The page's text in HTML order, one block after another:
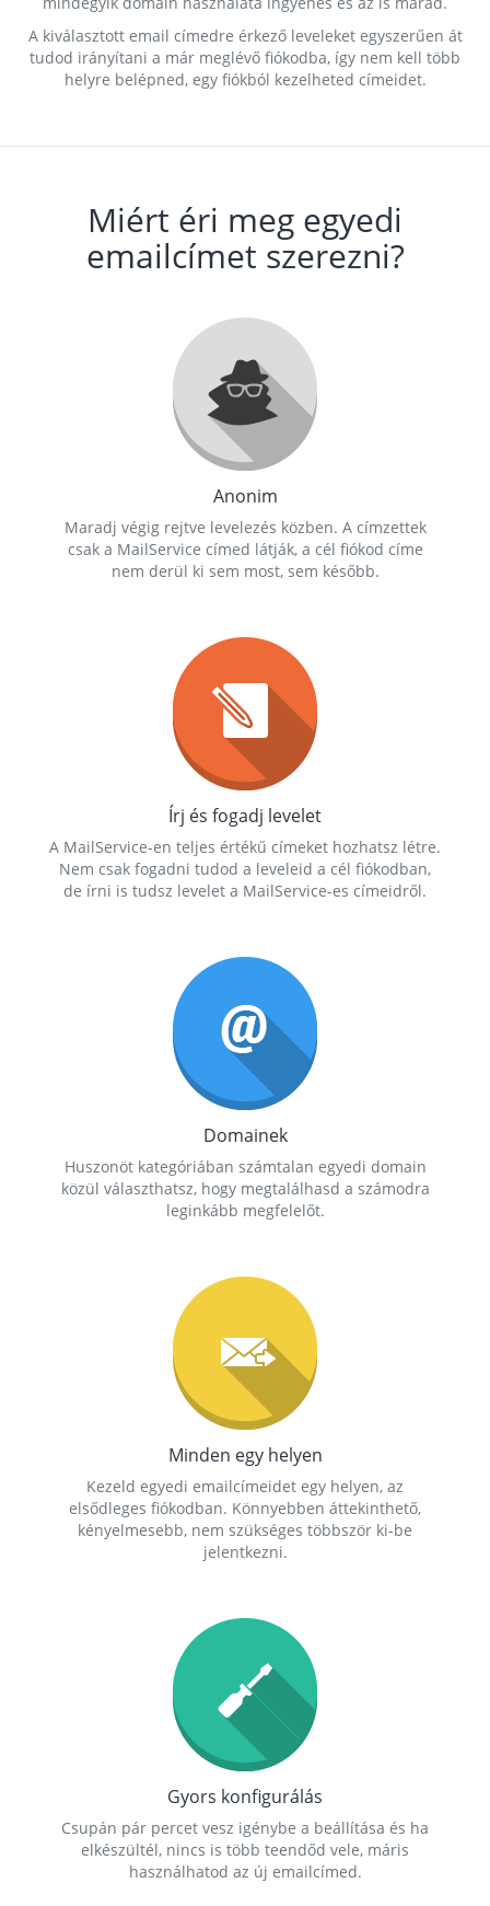
A kiválasztott email címedre érkező leveleket egyszerűen át
tudod irányítani a már meglévő fiókodba, így nem kell több
helyre belépned, egy fiókból kezelheted címeidet.
Miért éri meg egyedi
emailcímet szerezni?
Anonim
Maradj végig rejtve levelezés közben. A címzettek
csak a MailService címed látják, a cél fiókod címe
nem derül ki sem most, sem később.
Írj és fogadj levelet
A MailService-en teljes értékű címeket hozhatsz létre.
Nem csak fogadni tudod a leveleid a cél fiókodban,
de írni is tudsz levelet a MailService-es címeidről.
Domainek
Huszonöt kategóriában számtalan egyedi domain
közül választhatsz, hogy megtalálhasd a számodra
leginkább megfelelőt.
Minden egy helyen
Kezeld egyedi emailcímeidet egy helyen, az
elsődleges fiókodban. Könnyebben áttekinthető,
kényelmesebb, nem szükséges többször ki-be
jelentkezni.
Gyors konfigurálás
Csupán pár percet vesz igénybe a beállítása és ha
elkészültél, nincs is több teendőd vele, máris
használhatod az új emailcímed.